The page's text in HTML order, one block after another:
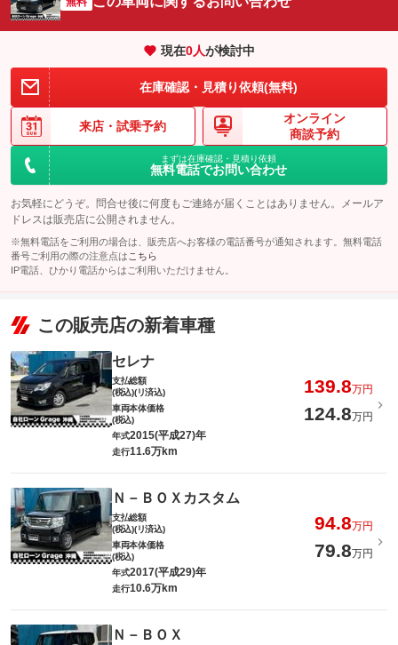
現在0人が検討中
在庫確認・見積り依頼(無料)
来店・ 試乗予約
オンライン
商談予約
まずは在庫確認・見積り依頼
無料電話でお問い合わせ
お気軽にどうぞ。問合せ後に何度もご連絡が届くことはありません。メールア
ドレスは販売店に公開されません。
※無料電話をご利用の場合は、販売店へお客様の電話番号が通知されます。無料電話
番号ご利用の際の注意点は こちら
IP電話、ひかり電話からはご利用いただけません。
この販売店の新着車種
セレナ
支払総額
(税込)(リ済込)
139.8万円
車両本体価格
(税込)
124.8万円
年式2015(平成27)年
走行11.6万km
Ｎ－ＢＯＸカスタム
支払総額
(税込)(リ済込)
94.8万円
車両本体価格
(税込)
79.8万円
年式2017(平成29)年
走行10.6万km
Ｎ－ＢＯＸ